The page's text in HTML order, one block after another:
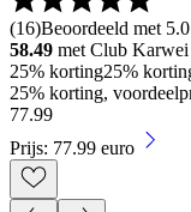
(16)Beoordeeld met
58.49 met Club Karwei
25% korting25%
25% korting,
77.99
Prijs: 77.99 euro